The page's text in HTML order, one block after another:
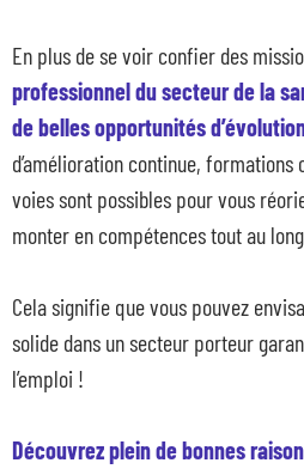
En plus de se voir confier des
professionnel du secteur de la
de belles opportunités
d’amélioration continue, formations
voies sont possibles pour vous
monter en compétences tout au
Cela signifie que vous pouvez
solide dans un secteur porteur
l’emploi !
Découvrez plein de bonnes